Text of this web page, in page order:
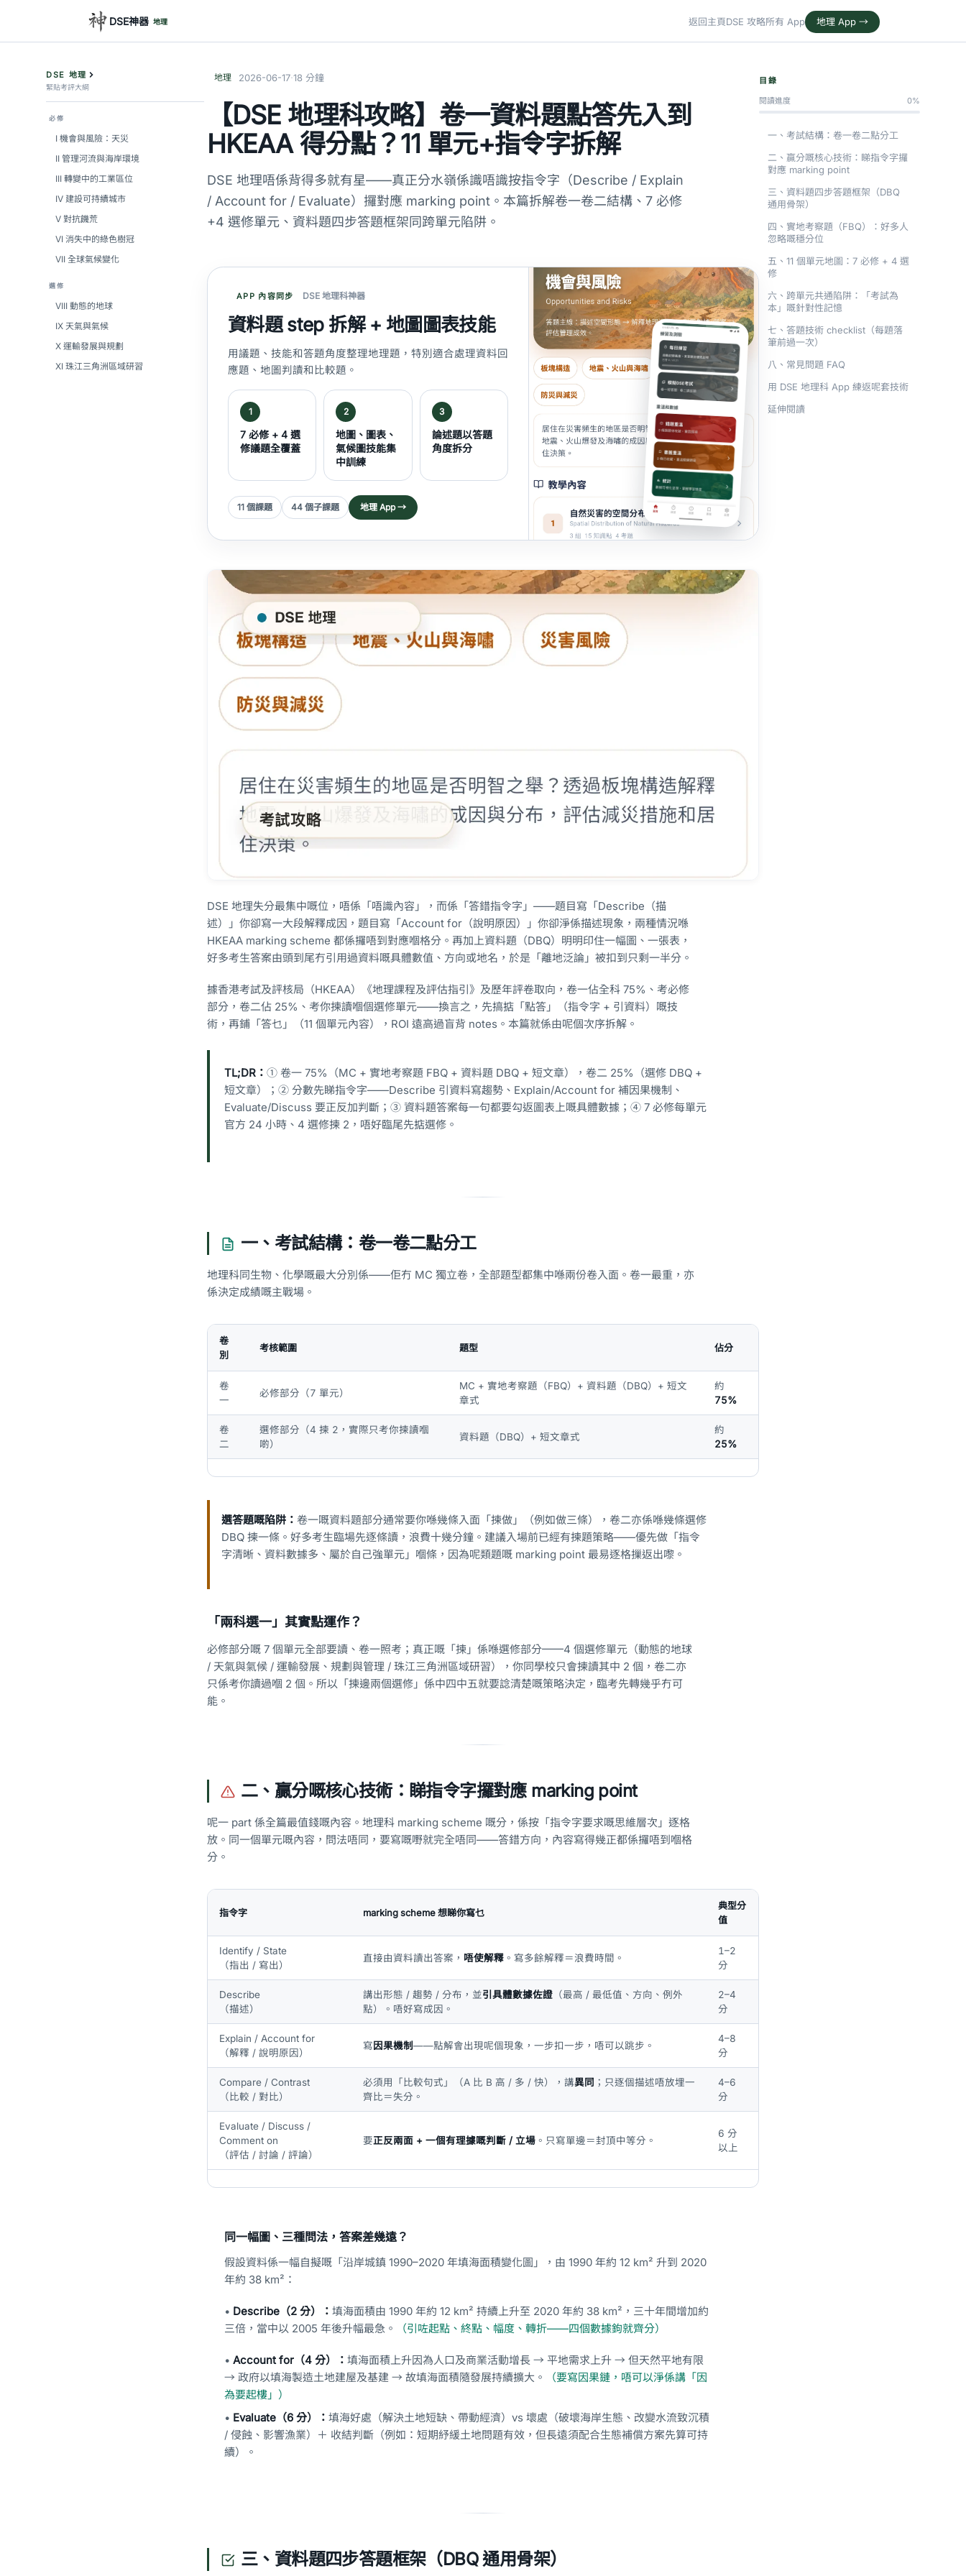
DSE神器 地理 返回主頁DSE 攻略所有 App 地理 App →
DSE 地理
緊貼考評大綱
必修
I 機會與風險：天災
II 管理河流與海岸環境
III 轉變中的工業區位
IV 建設可持續城市
V 對抗饑荒
VI 消失中的綠色樹冠
VII 全球氣候變化
選修
VIII 動態的地球
IX 天氣與氣候
X 運輸發展與規劃
XI 珠江三角洲區域研習
地理 2026-06-17·18 分鐘
【DSE 地理科攻略】卷一資料題點答先入到
HKEAA 得分點？11 單元+指令字拆解
DSE 地理唔係背得多就有星——真正分水嶺係識唔識按指令字（Describe / Explain
/ Account for / Evaluate）攞對應 marking point。本篇拆解卷一卷二結構、7 必修
+4 選修單元、資料題四步答題框架同跨單元陷阱。
APP 內容同步 DSE 地理科神器
資料題 step 拆解 + 地圖圖表技能
用議題、技能和答題角度整理地理題，特別適合處理資料回
應題、地圖判讀和比較題。
1
7 必修 + 4 選
修議題全覆蓋
2
地圖、圖表、
氣候圖技能集
中訓練
3
論述題以答題
角度拆分
11 個課題 44 個子課題 地理 App →
DSE 地理失分最集中嘅位，唔係「唔識內容」，而係「答錯指令字」——題目寫「Describe（描
述）」你卻寫一大段解釋成因，題目寫「Account for（說明原因）」你卻淨係描述現象，兩種情況喺
HKEAA marking scheme 都係攞唔到對應嗰格分。再加上資料題（DBQ）明明印住一幅圖、一張表，
好多考生答案由頭到尾冇引用過資料嘅具體數值、方向或地名，於是「離地泛論」被扣到只剩一半分。
據香港考試及評核局（HKEAA）《地理課程及評估指引》及歷年評卷取向，卷一佔全科 75%、考必修
部分，卷二佔 25%、考你揀讀嗰個選修單元——換言之，先搞掂「點答」（指令字 + 引資料）嘅技
術，再鋪「答乜」（11 個單元內容），ROI 遠高過盲背 notes。本篇就係由呢個次序拆解。
TL;DR： ① 卷一 75%（MC + 實地考察題 FBQ + 資料題 DBQ + 短文章），卷二 25%（選修 DBQ +
短文章）；② 分數先睇指令字——Describe 引資料寫趨勢、Explain/Account for 補因果機制、
Evaluate/Discuss 要正反加判斷；③ 資料題答案每一句都要勾返圖表上嘅具體數據；④ 7 必修每單元
官方 24 小時、4 選修揀 2，唔好臨尾先掂選修。
一、考試結構：卷一卷二點分工
地理科同生物、化學嘅最大分別係——佢冇 MC 獨立卷，全部題型都集中喺兩份卷入面。卷一最重，亦
係決定成績嘅主戰場。
卷
別
考核範圍 題型 佔分
卷
一
必修部分（7 單元）
MC + 實地考察題（FBQ）+ 資料題（DBQ）+ 短文
章式
約
75%
卷
二
選修部分（4 揀 2，實際只考你揀讀嗰
啲）
資料題（DBQ）+ 短文章式
約
25%
選答題嘅陷阱： 卷一嘅資料題部分通常要你喺幾條入面「揀做」（例如做三條），卷二亦係喺幾條選修
DBQ 揀一條。好多考生臨場先逐條讀，浪費十幾分鐘。建議入場前已經有揀題策略——優先做「指令
字清晰、資料數據多、屬於自己強單元」嗰條，因為呢類題嘅 marking point 最易逐格摷返出嚟。
「兩科選一」其實點運作？
必修部分嘅 7 個單元全部要讀、卷一照考；真正嘅「揀」係喺選修部分——4 個選修單元（動態的地球
/ 天氣與氣候 / 運輸發展、規劃與管理 / 珠江三角洲區域研習），你同學校只會揀讀其中 2 個，卷二亦
只係考你讀過嗰 2 個。所以「揀邊兩個選修」係中四中五就要諗清楚嘅策略決定，臨考先轉幾乎冇可
能。
二、贏分嘅核心技術：睇指令字攞對應 marking point
呢一 part 係全篇最值錢嘅內容。地理科 marking scheme 嘅分，係按「指令字要求嘅思維層次」逐格
放。同一個單元嘅內容，問法唔同，要寫嘅嘢就完全唔同——答錯方向，內容寫得幾正都係攞唔到嗰格
分。
指令字 marking scheme 想睇你寫乜
典型分
值
Identify / State
（指出 / 寫出）
直接由資料讀出答案， 唔使解釋 。寫多餘解釋＝浪費時間。
1–2
分
Describe
（描述）
講出形態 / 趨勢 / 分布，並引具體數據佐證 （最高 / 最低值、方向、例外
點）。唔好寫成因。
2–4
分
Explain / Account for
（解釋 / 說明原因）
寫因果機制——點解會出現呢個現象，一步扣一步，唔可以跳步。
4–8
分
Compare / Contrast
（比較 / 對比）
必須用「比較句式」（A 比 B 高 / 多 / 快），講異同 ；只逐個描述唔放埋一
齊比＝失分。
4–6
分
Evaluate / Discuss /
Comment on
（評估 / 討論 / 評論）
要正反兩面 + 一個有理據嘅判斷 / 立場 。只寫單邊＝封頂中等分。
6 分
以上
同一幅圖、三種問法，答案差幾遠？
假設資料係一幅自擬嘅「沿岸城鎮 1990–2020 年填海面積變化圖」，由 1990 年約 12 km² 升到 2020
年約 38 km²：
• Describe（2 分）： 填海面積由 1990 年約 12 km² 持續上升至 2020 年約 38 km²，三十年間增加約
三倍，當中以 2005 年後升幅最急。
（引咗起點、終點、幅度、轉折——四個數據鉤就齊分）
• Account for（4 分）： 填海面積上升因為人口及商業活動增長 → 平地需求上升 → 但天然平地有限
→ 政府以填海製造土地建屋及基建 → 故填海面積隨發展持續擴大。
（要寫因果鏈，唔可以淨係講「因
為要起樓」）
• Evaluate（6 分）： 填海好處（解決土地短缺、帶動經濟）vs 壞處（破壞海岸生態、改變水流致沉積
/ 侵蝕、影響漁業）＋ 收結判斷（例如：短期紓緩土地問題有效，但長遠須配合生態補償方案先算可持
續）。
三、資料題四步答題框架（DBQ 通用骨架）
目錄
閱讀進度
0%
一、考試結構：卷一卷二點分工
二、贏分嘅核心技術：睇指令字攞
對應 marking point
三、資料題四步答題框架（DBQ
通用骨架）
四、實地考察題（FBQ）：好多人
忽略嘅穩分位
五、11 個單元地圖：7 必修 + 4 選
修
六、跨單元共通陷阱：「考試為
本」嘅針對性記憶
七、答題技術 checklist（每題落
筆前過一次）
八、常見問題 FAQ
用 DSE 地理科 App 練返呢套技術
延伸閱讀